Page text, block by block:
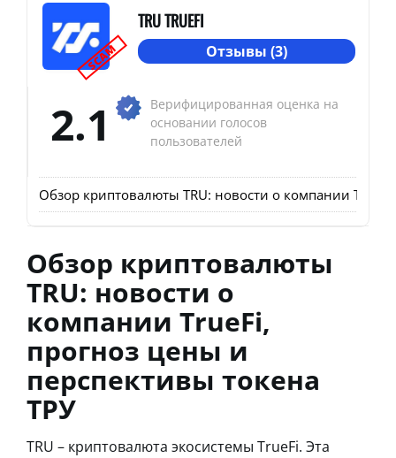
SCAM
TRU TRUEFI
Отзывы (3)
2.1
Верифицированная оценка на
основании голосов
пользователей
Обзор криптовалюты TRU: новости о компании
Обзор криптовалюты
TRU: новости о
компании TrueFi,
прогноз цены и
перспективы токена
ТРУ
TRU – криптовалюта экосистемы TrueFi. Эта